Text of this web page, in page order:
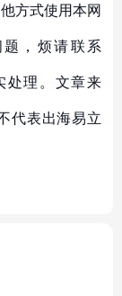
方式使用本网
，烦请联系
处理。文章来
代表出海易立